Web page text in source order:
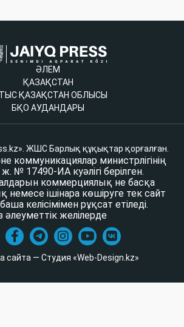
ӘЛЕМ
ҚАЗАҚСТАН
ҚАЗАҚСТАН ОБЛЫСЫ
БҚО АУДАНДАРЫ
ЖШС Барлық құқықтар қорғалған.
коммуникациялар министрлігінің
№ 17490-ИА куәлігі берілген.
коммерциялық не басқа
немесе ішінара көшіруге тек сайт
келісімімен рұқсат етіледі.
әлеуметтік желілерде
сайта — Студия «Web-Design.kz»